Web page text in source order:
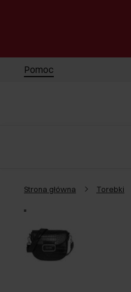
Pomoc
Strona główna Torebki